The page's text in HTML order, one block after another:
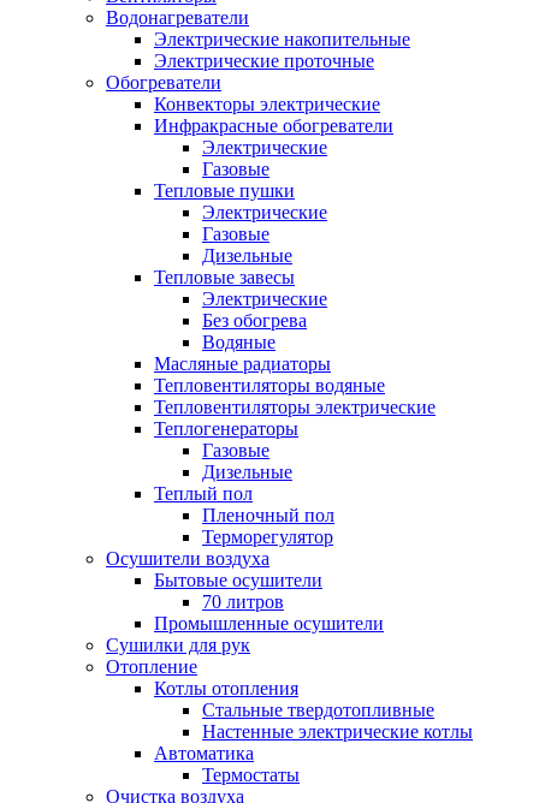
Водонагреватели
Электрические накопительные
Электрические проточные
Обогреватели
Конвекторы электрические
Инфракрасные обогреватели
Электрические
Газовые
Тепловые пушки
Электрические
Газовые
Дизельные
Тепловые завесы
Электрические
Без обогрева
Водяные
Масляные радиаторы
Тепловентиляторы водяные
Тепловентиляторы электрические
Теплогенераторы
Газовые
Дизельные
Теплый пол
Пленочный пол
Терморегулятор
Осушители воздуха
Бытовые осушители
70 литров
Промышленные осушители
Сушилки для рук
Отопление
Котлы отопления
Стальные твердотопливные
Настенные электрические котлы
Автоматика
Термостаты
Очистка воздуха